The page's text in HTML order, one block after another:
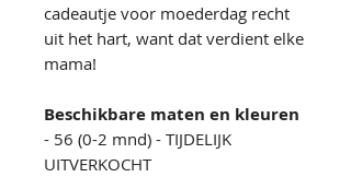
cadeautje voor moederdag recht
uit het hart, want dat verdient elke
mama!
Beschikbare maten en kleuren
- 56 (0-2 mnd) - TIJDELIJK
UITVERKOCHT